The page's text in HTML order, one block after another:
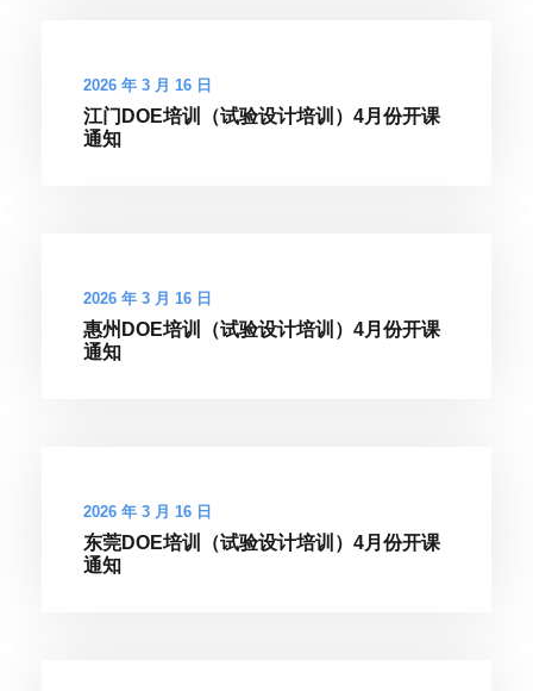
2026 年 3 月 16 日
江门DOE培训（试验设计培训）4月份开课
通知
2026 年 3 月 16 日
惠州DOE培训（试验设计培训）4月份开课
通知
2026 年 3 月 16 日
东莞DOE培训（试验设计培训）4月份开课
通知